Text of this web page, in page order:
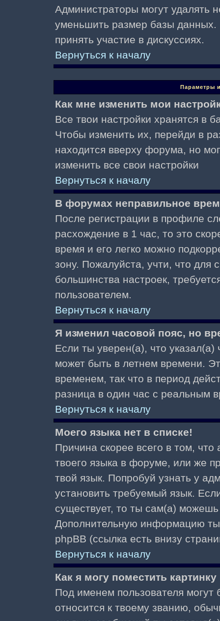
Администраторы могут удалять
уменьшить размер базы данных.
принять участие в дискуссиях.
Вернуться к началу
Параметры
Как мне изменить мои
Все твои настройки хранятся в
Чтобы изменить их, перейди в
находится вверху форума, но
изменить все свои настройки
Вернуться к началу
В форумах неправильное
После регистрации в профиле
расхождение в 1 час, то это
время и его легко можно
зону. Пожалуйста, учти, что для
большинства настроек,
пользователем.
Вернуться к началу
Я изменил часовой пояс, но
Если ты уверен(а), что
может быть в летнем времени.
временем, так что в период
разница в один час с реальным
Вернуться к началу
Моего языка нет в списке!
Причина скорее всего в том,
твоего языка в форуме, или же
твой язык. Попробуй узнать у
установить требуемый язык.
существует, то ты сам(а)
Дополнительную информацию
phpBB (ссылка есть внизу
Вернуться к началу
Как я могу поместить
Под именем пользователя могут
относится к твоему званию,